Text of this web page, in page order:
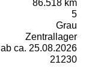
86.518 km
5
Grau
Zentrallager
ab ca. 25.08.2026
21230